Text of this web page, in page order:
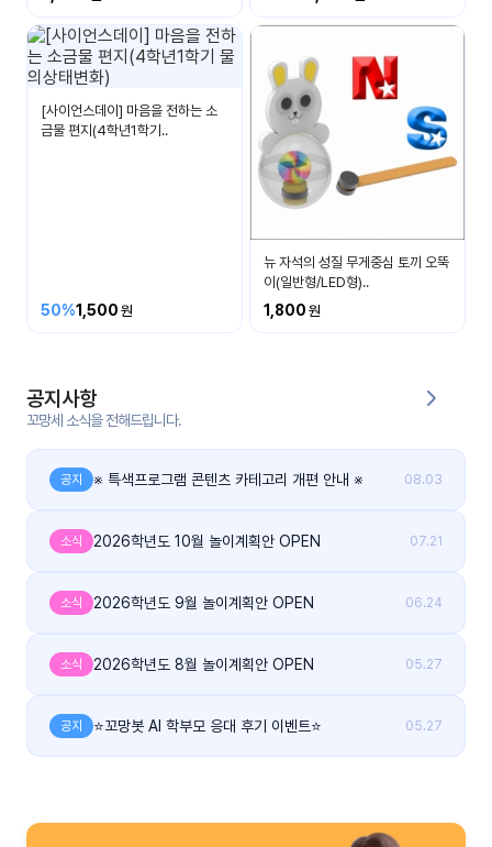
커
뮤
그
[사이언스데이] 마음을 전하는 소
금물 편지(4학년1학기..
50%1,500
뉴 자석의 성질 무게중심 토끼 오뚝
이(일반형/LED형)..
1,800
공지사항
꼬망세 소식을 전해드립니다.
공지 ※ 특색프로그램 콘텐츠 카테고리 개편 안내 ※ 08.03
소식 2026학년도 10월 놀이계획안 OPEN 07.21
소식 2026학년도 9월 놀이계획안 OPEN 06.24
소식 2026학년도 8월 놀이계획안 OPEN 05.27
공지 ⭐꼬망봇 AI 학부모 응대 후기 이벤트⭐ 05.27